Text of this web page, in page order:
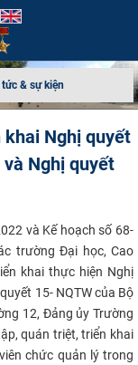
& sự kiện
Nghị quyết
Nghị quyết
và Kế hoạch số 68-
trường Đại học, Cao
khai thực hiện Nghị
15- NQTW của Bộ
12, Đảng ủy Trường
quán triệt, triển khai
chức quản lý trong